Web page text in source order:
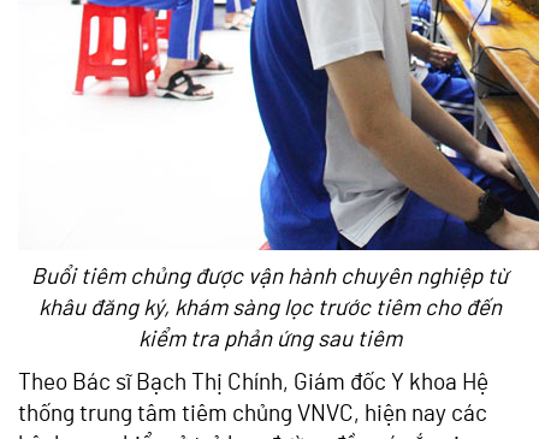
Buổi tiêm chủng được vận hành chuyên nghiệp từ
khâu đăng ký, khám sàng lọc trước tiêm cho đến
kiểm tra phản ứng sau tiêm
Theo Bác sĩ Bạch Thị Chính, Giám đốc Y khoa Hệ
thống trung tâm tiêm chủng VNVC, hiện nay các